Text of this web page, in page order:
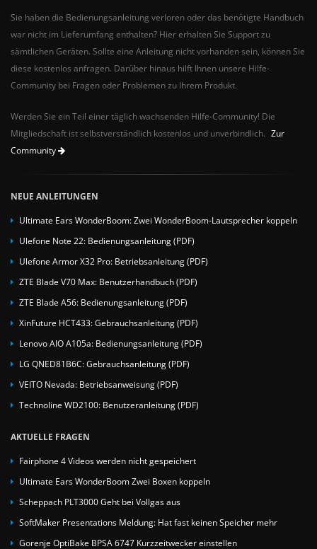
Sie haben die Bedienungsanleitung verloren oder das benötigte Handbuch
war nicht im Lieferumfang enthalten? Hier erhalten Sie Support zu
sämtlichen Geräten. Sollte eine Anleitung nicht vorhanden sein, können Sie
diese kostenlos anfragen. Darüber hinaus hilft Ihnen unsere Hilfe-
Community bei Fragen oder Problemen zu Ihrem Produkt.
Werden Sie ein Teil einer täglich wachsenden Hilfe-Community! Die
Mitgliedschaft ist selbstverständlich kostenlos und unverbindlich. Zur
Community
NEUE ANLEITUNGEN
Ultimate Ears WonderBoom: Zwei WonderBoom-Lautsprecher koppeln
Ulefone Note 22: Bedienungsanleitung (PDF)
Ulefone Armor X32 Pro: Betriebsanleitung (PDF)
ZTE Blade V70 Max: Benutzerhandbuch (PDF)
ZTE Blade A56: Bedienungsanleitung (PDF)
XinFuture HCT433: Gebrauchsanleitung (PDF)
Lenovo AIO A105a: Bedienungsanleitung (PDF)
LG QNED81B6C: Gebrauchsanleitung (PDF)
VEITO Nevada: Betriebsanweisung (PDF)
Technoline WD2100: Benutzeranleitung (PDF)
AKTUELLE FRAGEN
Fairphone 4 Videos werden nicht gespeichert
Ultimate Ears WonderBoom Zwei Boxen koppeln
Scheppach PLT3000 Geht bei Vollgas aus
SoftMaker Presentations Meldung: Hat fast keinen Speicher mehr
Gorenje OptiBake BPSA 6747 Kurzzeitwecker einstellen